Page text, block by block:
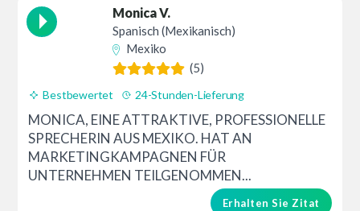
Monica V.
Spanisch (Mexikanisch)
Mexiko
(5)
Bestbewertet 24-Stunden-Lieferung
MONICA, EINE ATTRAKTIVE, PROFESSIONELLE
SPRECHERIN AUS MEXIKO. HAT AN
MARKETINGKAMPAGNEN FÜR
UNTERNEHMEN TEILGENOMMEN...
Erhalten Sie Zitat